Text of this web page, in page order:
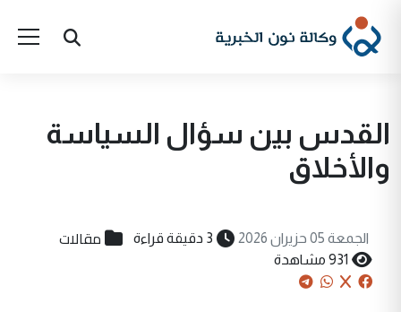
القدس بين سؤال السياسة
والأخلاق
الجمعة 05 حزيران 2026 3 دقيقة قراءة مقالات
931 مشاهدة